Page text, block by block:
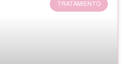
TRATAMIENTO